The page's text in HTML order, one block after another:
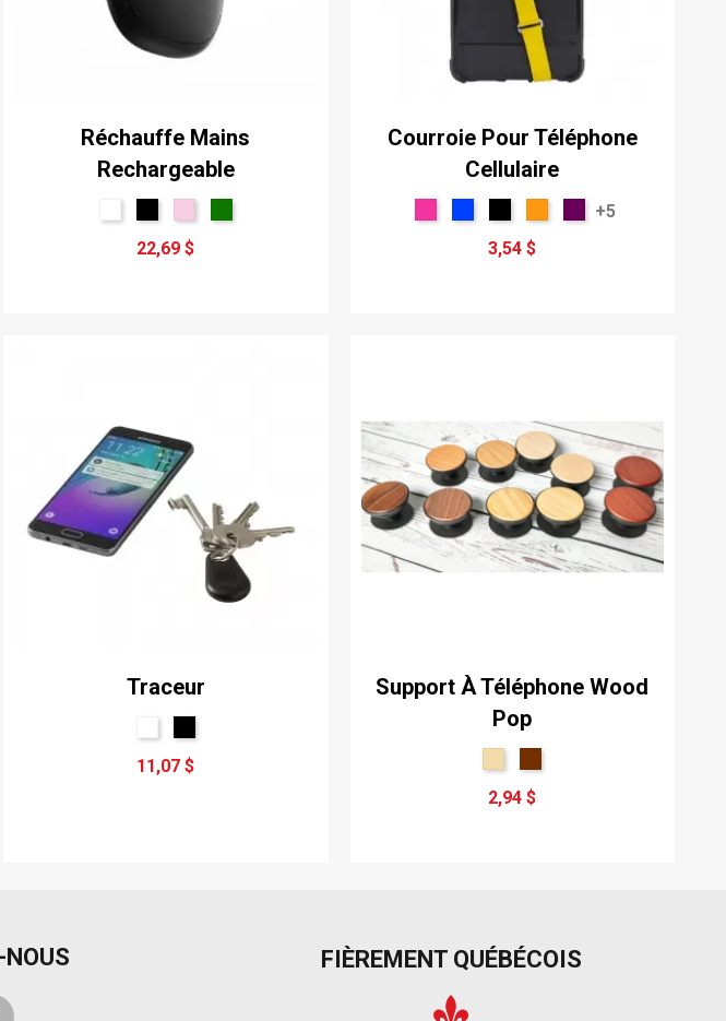
Réchauffe Mains
Rechargeable
22,69 $
Courroie Pour Téléphone
Cellulaire
+5
3,54 $
Traceur
11,07 $
Support À Téléphone Wood
Pop
2,94 $
FIÈREMENT QUÉBÉCOIS